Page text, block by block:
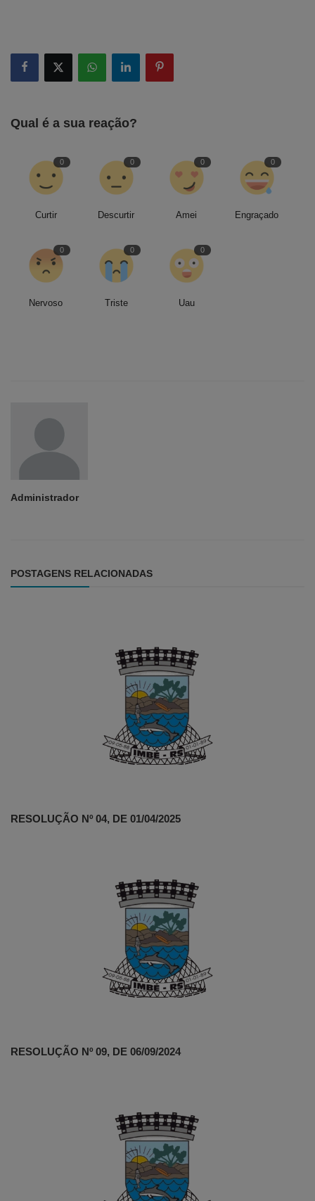
Qual é a sua reação?
0
Curtir
0
Descurtir
0
Amei
0
Engraçado
0
Nervoso
0
Triste
0
Uau
Administrador
POSTAGENS RELACIONADAS
RESOLUÇÃO Nº 04, DE 01/04/2025
RESOLUÇÃO Nº 09, DE 06/09/2024